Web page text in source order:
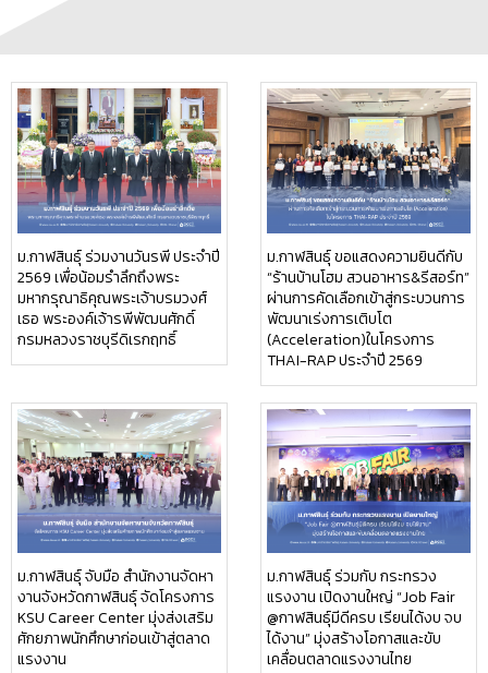
ม.กาฬสินธุ์ ร่วมงานวันรพี ประจำปี
2569 เพื่อน้อมรำลึกถึงพระ
มหากรุณาธิคุณพระเจ้าบรมวงศ์
เธอ พระองค์เจ้ารพีพัฒนศักดิ์
กรมหลวงราชบุรีดิเรกฤทธิ์
ม.กาฬสินธุ์ ขอแสดงความยินดีกับ
“ร้านบ้านโฮม สวนอาหาร&รีสอร์ท”
ผ่านการคัดเลือกเข้าสู่กระบวนการ
พัฒนาเร่งการเติบโต
(Acceleration)ในโครงการ
THAI-RAP ประจำปี 2569
ม.กาฬสินธุ์ จับมือ สำนักงานจัดหา
งานจังหวัดกาฬสินธุ์ จัดโครงการ
KSU Career Center มุ่งส่งเสริม
ศักยภาพนักศึกษาก่อนเข้าสู่ตลาด
แรงงาน
ม.กาฬสินธุ์ ร่วมกับ กระทรวง
แรงงาน เปิดงานใหญ่ “Job Fair
@กาฬสินธุ์มีดีครบ เรียนได้งบ จบ
ได้งาน” มุ่งสร้างโอกาสและขับ
เคลื่อนตลาดแรงงานไทย